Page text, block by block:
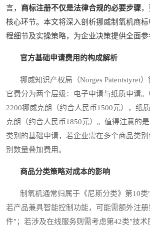
言， 商标注册不仅是法律合规的必要步骤
核心环节。本文将深入剖析挪威制氧机商
程细节及实操策略，为企业决策提供全面参
官方基础申请费用的构成解析
挪威知识产权局（Norges Patentstyret）
官费分为两个层级：电子申请与纸质申请
2200挪威克朗（约合人民币1500元），纸
克朗（约合人民币1850元）。值得注意的
类别的基础申请，若企业需在多个商品类
别数量叠加费用。
商品分类策略对成本的影响
制氧机通常归属于《尼斯分类》第10类
若产品兼具智能控制功能，可能需额外注
件"；若涉及在线服务则需考虑第42类"技